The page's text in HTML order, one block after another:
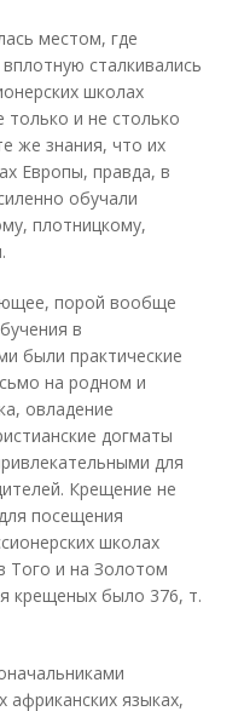
местом, где
сталкивались
школах
только и не столько
же знания, что их
Европы, правда, в
обучали
плотницкому,
порой вообще
в
были практические
на родном и
овладение
догматы
для
Крещение не
посещения
школах
Того и на Золотом
крещеных было 376, т.
африканских языках,